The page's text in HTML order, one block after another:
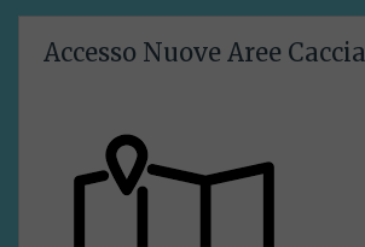
Accesso Nuove Aree Caccia